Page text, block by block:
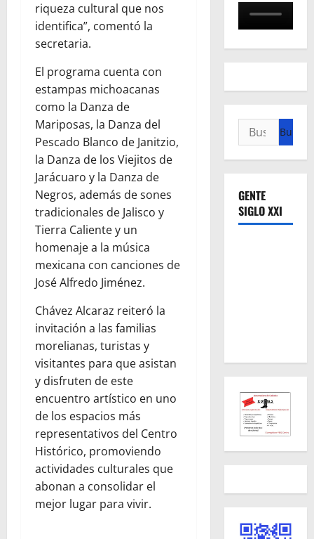
riqueza cultural que nos
identifica”, comentó la
secretaria.
El programa cuenta con
estampas michoacanas
como la Danza de
Mariposas, la Danza del
Pescado Blanco de Janitzio,
la Danza de los Viejitos de
Jarácuaro y la Danza de
Negros, además de sones
tradicionales de Jalisco y
Tierra Caliente y un
homenaje a la música
mexicana con canciones de
José Alfredo Jiménez.
Chávez Alcaraz reiteró la
invitación a las familias
morelianas, turistas y
visitantes para que asistan
y disfruten de este
encuentro artístico en uno
de los espacios más
representativos del Centro
Histórico, promoviendo
actividades culturales que
abonan a consolidar el
mejor lugar para vivir.
Buscar:
GENTE
SIGLO XXI